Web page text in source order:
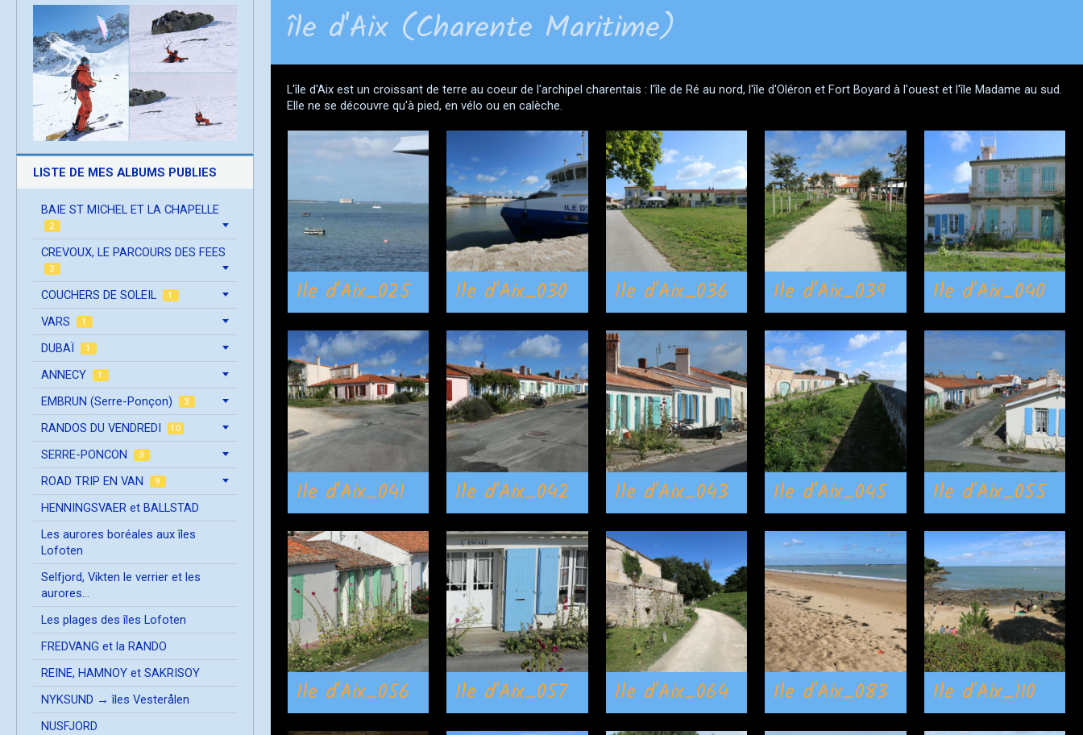
île d'Aix (Charente Maritime)
L'île d'Aix est un croissant de terre au coeur de l'archipel charentais : l'île de Ré au nord, l'île d'Oléron et Fort Boyard à l'ouest et l'île Madame au sud.
Elle ne se découvre qu'à pied, en vélo ou en calèche.
Ile d'Aix_025 Ile d'Aix_030 Ile d'Aix_036 Ile d'Aix_039 Ile d'Aix_040
Ile d'Aix_041 Ile d'Aix_042 Ile d'Aix_043 Ile d'Aix_045 Ile d'Aix_055
Ile d'Aix_056 Ile d'Aix_057 Ile d'Aix_064 Ile d'Aix_083 Ile d'Aix_110
LISTE DE MES ALBUMS PUBLIES
BAIE ST MICHEL ET LA CHAPELLE
2
CREVOUX, LE PARCOURS DES FEES
2
COUCHERS DE SOLEIL 1
VARS 1
DUBAÏ 1
ANNECY 1
EMBRUN (Serre-Ponçon) 3
RANDOS DU VENDREDI 10
SERRE-PONCON 3
ROAD TRIP EN VAN 9
HENNINGSVAER et BALLSTAD
Les aurores boréales aux îles
Lofoten
Selfjord, Vikten le verrier et les
aurores...
Les plages des îles Lofoten
FREDVANG et la RANDO
REINE, HAMNOY et SAKRISOY
NYKSUND → îles Vesterålen
NUSFJORD